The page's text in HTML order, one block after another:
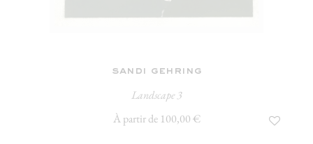
sandi gehring
Landscape 3
À partir de 100,00 €